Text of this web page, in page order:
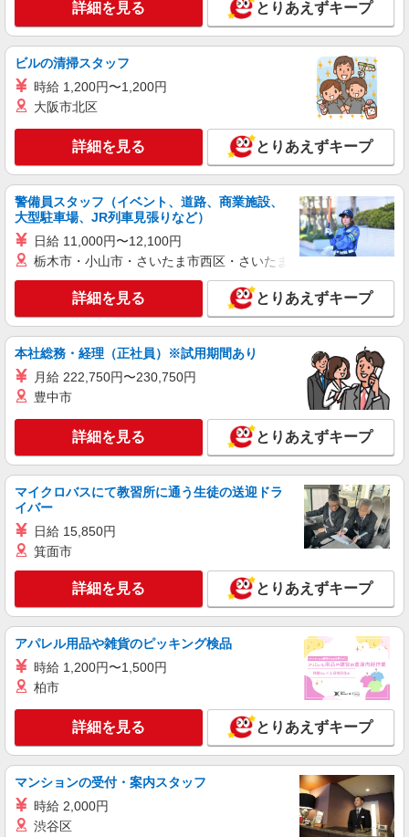
キープ 詳細を見る
アルバイト パート
すき家 長津田みなみ台店
すき家の店舗スタッフ（接客・調理・清掃な
時給1,250円 ※22:00〜翌5:00：時給1,563円 ※
高校生時給1,225円 ※早朝手当（5:00〜9:00）時給
＋150円
神奈川県横浜市緑区長津田みなみ台1-38-6
キープ 詳細を見る
アルバイト パート
すき家 鴨居駅北口店
すき家の店舗スタッフ（接客・調理・清掃な
ど）
時給1,225円 ※22:00〜翌5:00：時給1,532円 ※
高校生時給1,225円 ※早朝手当（5:00〜9:00）時給
＋150円
神奈川県横浜市緑区鴨居1-15-13
キープ 詳細を見る
アルバイト パート
ピザハット 十日市場店
ピザの宅配／デリバリー・配達
時給1,400円以上 平日 時給1,400円以上 土日・
祝日 時給1,400円以上 高校生 時給1,400円以上
はご面接時にご確認ください。
ぶき野1F
キープ 詳細を見る
アルバイト
すき家 中山駅南口店
すき家の店舗スタッフ（接客・調理・清掃な
ど）
神奈川県横浜市緑区台村町278-4 石渡フラワ
ーセンタービル1F
詳細を見る
詳細を見る とりあえずキープ
ビルの清掃スタッフ
時給 1,200円〜1,200円
大阪市北区
詳細を見る とりあえずキープ
警備員スタッフ（イベント、道路、商業施設、
大型駐車場、JR列車見張りなど）
日給 11,000円〜12,100円
栃木市・小山市・さいたま市西区・さいたま市岩槻区・久喜市・
詳細を見る とりあえずキープ
本社総務・経理（正社員）※試用期間あり
月給 222,750円〜230,750円
豊中市
詳細を見る とりあえずキープ
マイクロバスにて教習所に通う生徒の送迎ドラ
イバー
日給 15,850円
箕面市
詳細を見る とりあえずキープ
アパレル用品や雑貨のピッキング検品
時給 1,200円〜1,500円
柏市
詳細を見る とりあえずキープ
マンションの受付・案内スタッフ
時給 2,000円
渋谷区